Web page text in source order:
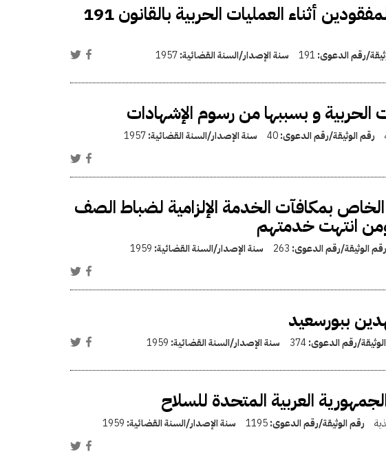
تعديل قانون معاشات أسر الشهداء والمفقودين أثناء العمليات الحربية بالقانون 191
رقم الدعوى: 191 سنة الإصدار/السنة القضائية:1957
الحربية و بسببها من رسوم الإشهادات
رقم الوثيقة/رقم الدعوى:40 سنة الإصدار/السنة القضائية:1957
تعديل مادة 2 من القرار 599 / 1958 الخاص بمكافآت الخدمة الإلزامية لضباط الصف
انتهت خدمتهم
رقم الوثيقة/رقم الدعوى: 263 سنة الإصدار/السنة القضائية: 1959
ببورسعيد
رقم الدعوى:374 سنة الإصدار/السنة القضائية: 1959
العربية المتحدة للسلاح
رقم الوثيقة/رقم الدعوى:1195 سنة الإصدار/السنة القضائية: 1959